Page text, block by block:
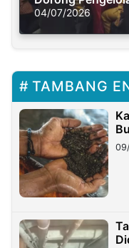
Solusi Krisis Iklim
04/07/2026
TAMBANG